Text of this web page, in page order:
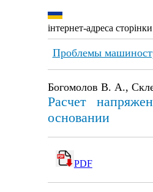
інтернет-адреса
Проблемы
Богомолов В. А.,
Расчет
основании
PDF